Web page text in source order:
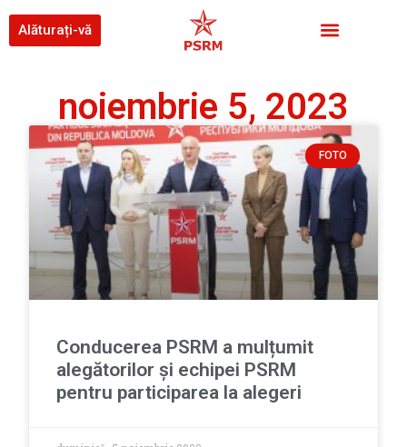
Alăturați-vă
noiembrie 5, 2023
FOTO
Conducerea PSRM a mulțumit
alegătorilor și echipei PSRM
pentru participarea la alegeri